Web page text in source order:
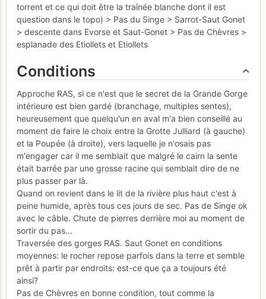
torrent et ce qui doit être la traînée blanche dont il est
question dans le topo) > Pas du Singe > Sarrot-Saut Gonet
> descente dans Evorse et Saut-Gonet > Pas de Chèvres >
esplanade des Etiollets et Etiollets
Conditions
Approche RAS, si ce n'est que le secret de la Grande Gorge
intérieure est bien gardé (branchage, multiples sentes),
heureusement que quelqu'un en aval m'a bien conseillé au
moment de faire le choix entre la Grotte Julliard (à gauche)
et la Poupée (à droite), vers laquelle je n'osais pas
m'engager car il me semblait que malgré le cairn la sente
était barrée par une grosse racine qui semblait dire de ne
plus passer par là.
Quand on revient dans le lit de la rivière plus haut c'est à
peine humide, après tous ces jours de sec. Pas de Singe ok
avec le câble. Chute de pierres derrière moi au moment de
sortir du pas...
Traversée des gorges RAS. Saut Gonet en conditions
moyennes: le rocher repose parfois dans la terre et semble
prêt à partir par endroits: est-ce que ça a toujours été
ainsi?
Pas de Chèvres en bonne condition, tout comme la